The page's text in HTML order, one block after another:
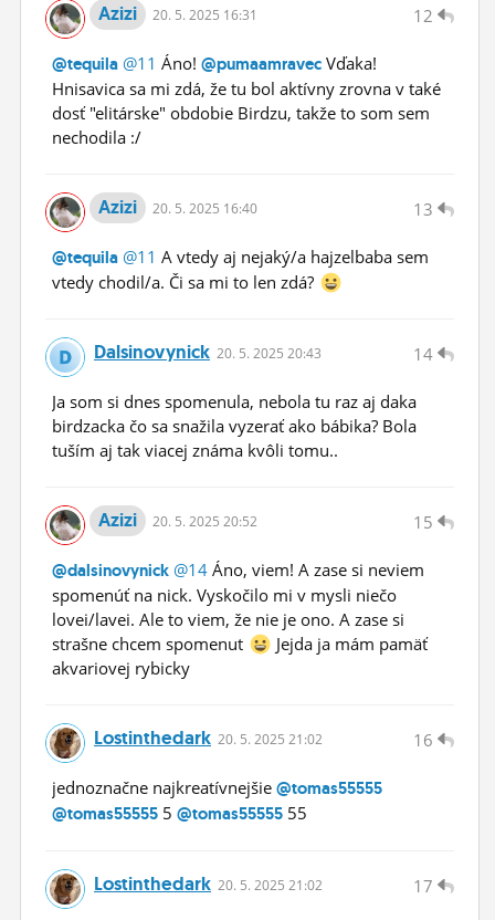
12
Azizi 20. 5. 2025 16:31
@tequila @11 Áno! @pumaamravec Vďaka!
Hnisavica sa mi zdá, že tu bol aktívny zrovna v také
dosť "elitárske" obdobie Birdzu, takže to som sem
nechodila :/
13
Azizi 20. 5. 2025 16:40
@tequila @11 A vtedy aj nejaký/a hajzelbaba sem
vtedy chodil/a. Či sa mi to len zdá?
14
Dalsinovynick 20. 5. 2025 20:43
Ja som si dnes spomenula, nebola tu raz aj daka
birdzacka čo sa snažila vyzerať ako bábika? Bola
tuším aj tak viacej známa kvôli tomu..
15
Azizi 20. 5. 2025 20:52
@dalsinovynick @14 Áno, viem! A zase si neviem
spomenúť na nick. Vyskočilo mi v mysli niečo
lovei/lavei. Ale to viem, že nie je ono. A zase si
strašne chcem spomenut
Jejda ja mám pamäť
akvariovej rybicky
16
Lostinthedark 20. 5. 2025 21:02
jednoznačne najkreatívnejšie @tomas55555
@tomas55555 5 @tomas55555 55
17
Lostinthedark 20. 5. 2025 21:02